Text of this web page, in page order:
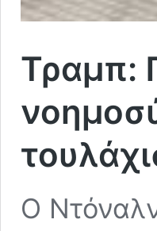
Τραμπ:
Ο